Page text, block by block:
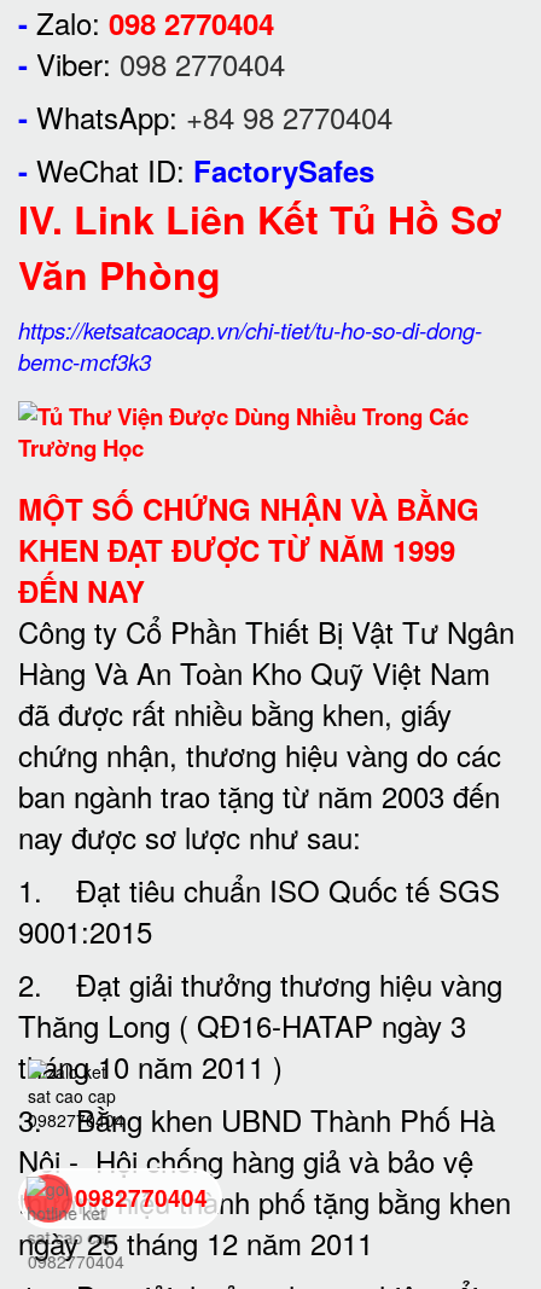
- Zalo: 098 2770404
- Viber: 098 2770404
- WhatsApp: +84 98 2770404
- WeChat ID: FactorySafes
IV. Link Liên Kết Tủ Hồ Sơ
Văn Phòng
https://ketsatcaocap.vn/chi-tiet/tu-ho-so-di-dong-
bemc-mcf3k3
MỘT SỐ CHỨNG NHẬN VÀ BẰNG
KHEN ĐẠT ĐƯỢC TỪ NĂM 1999
ĐẾN NAY
Công ty Cổ Phần Thiết Bị Vật Tư Ngân
Hàng Và An Toàn Kho Quỹ Việt Nam
đã được rất nhiều bằng khen, giấy
chứng nhận, thương hiệu vàng do các
ban ngành trao tặng từ năm 2003 đến
nay được sơ lược như sau:
1. Đạt tiêu chuẩn ISO Quốc tế SGS
9001:2015
2. Đạt giải thưởng thương hiệu vàng
Thăng Long ( QĐ16-HATAP ngày 3
tháng 10 năm 2011 )
3. Bằng khen UBND Thành Phố Hà
Nội - Hội chống hàng giả và bảo vệ
thương hiệu thành phố tặng bằng khen
ngày 25 tháng 12 năm 2011
0982770404